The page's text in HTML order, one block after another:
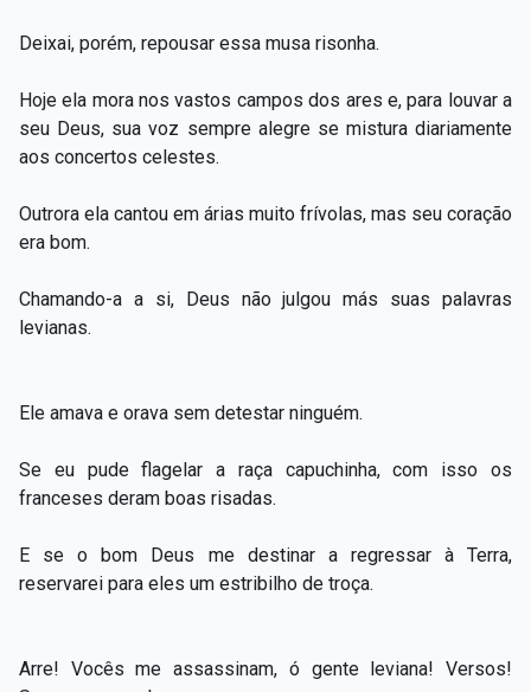
Deixai, porém, repousar essa musa risonha.
Hoje ela mora nos vastos campos dos ares e, para louvar a
seu Deus, sua voz sempre alegre se mistura diariamente
aos concertos celestes.
Outrora ela cantou em árias muito frívolas, mas seu coração
era bom.
Chamando-a a si, Deus não julgou más suas palavras
levianas.
Ele amava e orava sem detestar ninguém.
Se eu pude flagelar a raça capuchinha, com isso os
franceses deram boas risadas.
E se o bom Deus me destinar a regressar à Terra,
reservarei para eles um estribilho de troça.
Arre! Vocês me assassinam, ó gente leviana! Versos!